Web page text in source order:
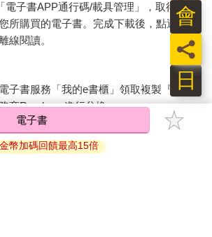
子書APP通行碼/載具管理」，取得通行
所購買的電子書。完成下載後，點選任一
線閱讀。
子書服務「我的e書櫃」領取複製『兌換
商Readmoo進行兌換。
金石堂所購買的電子書僅能以金石堂專屬
電子書
幣加碼回饋最高15倍
日
員
會